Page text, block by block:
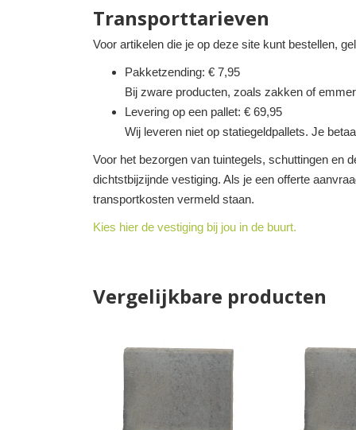
Transporttarieven
Voor artikelen die je op deze site kunt bestellen,
Pakketzending: € 7,95
Bij zware producten, zoals zakken of
Levering op een pallet: € 69,95
Wij leveren niet op statiegeldpallets. Je
Voor het bezorgen van tuintegels, schuttingen en
dichtstbijzijnde vestiging. Als je een offerte
transportkosten vermeld staan.
Kies hier de vestiging bij jou in de buurt.
Vergelijkbare producten